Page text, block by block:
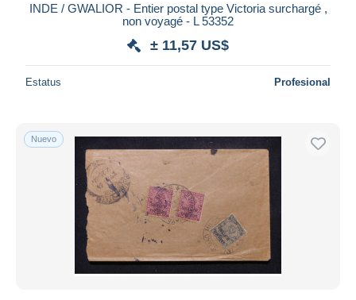
INDE / GWALIOR - Entier postal type Victoria surchargé ,
non voyagé - L 53352
± 11,57 US$
Estatus Profesional
Nuevo